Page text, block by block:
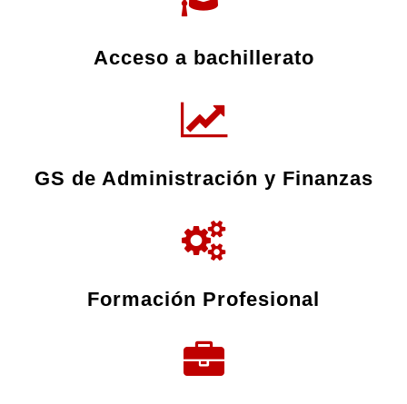
Acceso a bachillerato
GS de Administración y Finanzas
Formación Profesional